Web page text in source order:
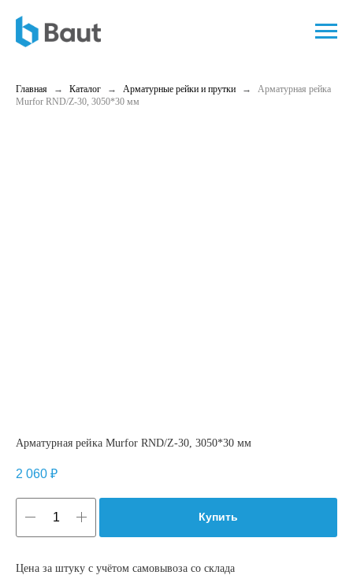
Главная Каталог Арматурные рейки и прутки
Арматурная рейка
Murfor RND/Z-30, 3050*30 мм
Арматурная рейка Murfor RND/Z-30, 3050*30 мм
2 060 ₽
Купить
Цена за штуку с учётом самовывоза со склада